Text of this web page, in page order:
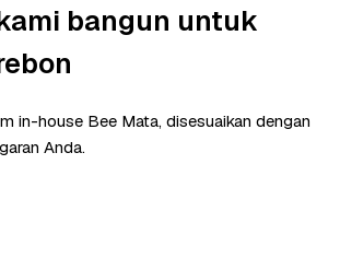
bangun untuk
in-house Bee Mata, disesuaikan dengan
Anda.